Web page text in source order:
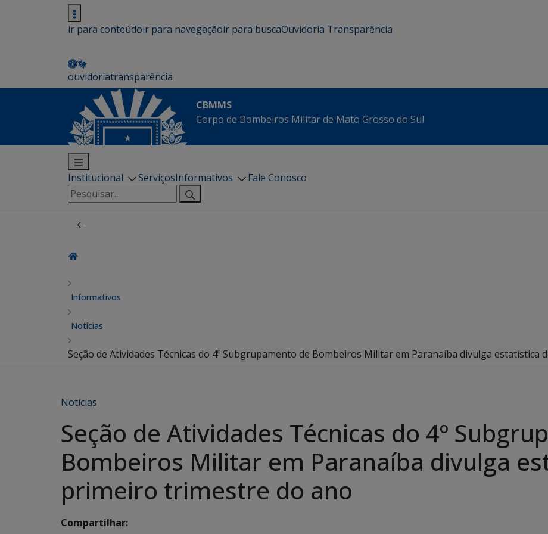
ir para conteúdoir para navegaçãoir para buscaOuvidoria Transparência
ouvidoriatransparência
CBMMS
Corpo de Bombeiros Militar de Mato Grosso do Sul
Institucional ServiçosInformativos
Fale Conosco
Pesquisar
por:
Informativos
Notícias
Seção de Atividades Técnicas do 4º Subgrupamento de Bombeiros Militar em Paranaíba divulga
Notícias
Seção de Atividades Técnicas do 4º
Bombeiros Militar em Paranaíba divulga
primeiro trimestre do ano
Compartilhar: